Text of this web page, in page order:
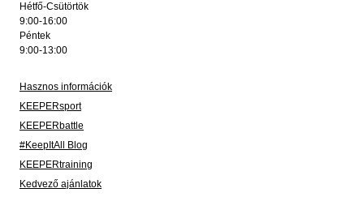
Hétfő-Csütörtök
9:00-16:00
Péntek
9:00-13:00
Hasznos információk
KEEPERsport
KEEPERbattle
#KeepItAll Blog
KEEPERtraining
Kedvező ajánlatok